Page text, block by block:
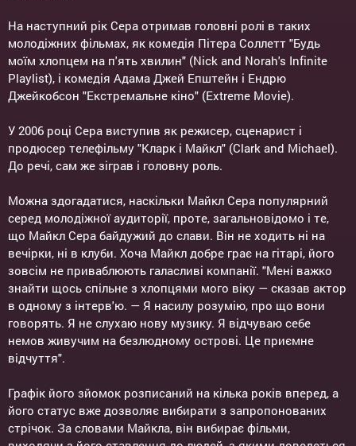
На наступний рік Сера отримав головні ролі в таких
молодіжних фільмах, як комедія Пітера Соллетт "Будь
моїм хлопцем на п'ять хвилин" (Nick and Norah's Infinite
Playlist), і комедія Адама Джей Епштейн і Ендрю
Джейкобсон "Екстремальне кіно" (Extreme Movie).
У 2006 році Сера виступив як режисер, сценарист і
продюсер телефільму "Кларк і Майкл" (Clark and Michael).
До речі, сам же зіграв і головну роль.
Можна здогадатися, наскільки Майкл Сера популярний
серед молодіжної аудиторії, проте, загальновідомо і те,
що Майкл Сера байдужий до слави. Він не ходить ні на
вечірки, ні в клуби. Хоча Майкл добре грає на гітарі, його
зовсім не приваблюють галасливі компанії. "Мені важко
знайти щось спільне з хлопцями мого віку — сказав актор
в одному з інтерв'ю. — Я насилу розумію, про що вони
говорять. Я не слухаю нову музику. Я відчуваю себе
немов живучим на безлюдному острові. Це приємне
відчуття".
Графік його зйомок розписаний на кілька років вперед, а
його статус вже дозволяє вибирати з запропонованих
стрічок. За словами Майкла, він вибирає фільми,